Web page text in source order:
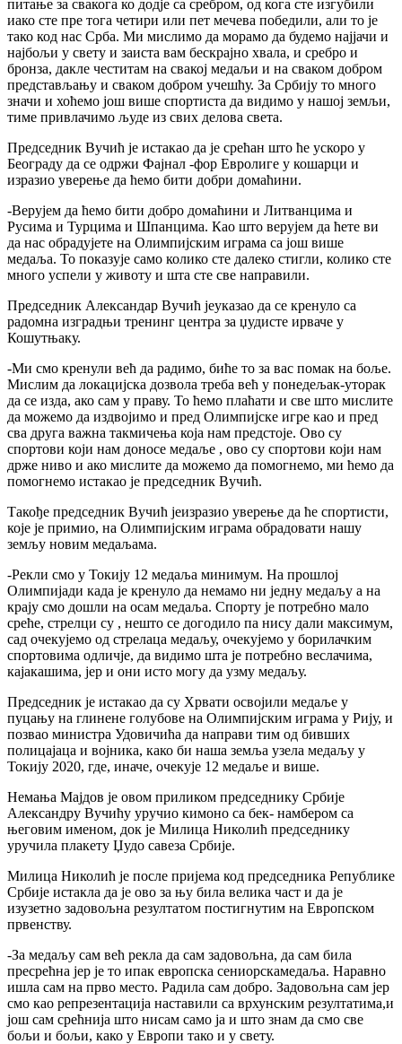
питање за свакога ко додје са сребром, од кога сте изгубили
иако сте пре тога четири или пет мечева победили, али то је
тако код нас Срба. Ми мислимо да морамо да будемо најјачи и
најбољи у свету и заиста вам бескрајно хвала, и сребро и
бронза, дакле честитам на свакој медаљи и на сваком добром
представљању и сваком добром учешћу. За Србију то много
значи и хоћемо још више спортиста да видимо у нашој земљи,
тиме привлачимо људе из свих делова света.
Председник Вучић је истакао да је срећан што ће ускоро у
Београду да се одржи Фајнал -фор Евролиге у кошарци и
изразио уверење да ћемо бити добри домаћини.
-Верујем да ћемо бити добро домаћини и Литванцима и
Русима и Турцима и Шпанцима. Као што верујем да ћете ви
да нас обрадујете на Олимпијским играма са још више
медаља. То показује само колико сте далеко стигли, колико сте
много успели у животу и шта сте све направили.
Председник Александар Вучић јеуказао да се кренуло са
радомна изградњи тренинг центра за џудисте ирваче у
Кошутњаку.
-Ми смо кренули већ да радимо, биће то за вас помак на боље.
Мислим да локацијска дозвола треба већ у понедељак-уторак
да се изда, ако сам у праву. То ћемо плаћати и све што мислите
да можемо да издвојимо и пред Олимпијске игре као и пред
сва друга важна такмичења која нам предстоје. Ово су
спортови који нам доносе медаље , ово су спортови који нам
држе ниво и ако мислите да можемо да помогнемо, ми ћемо да
помогнемо истакао је председник Вучић.
Такође председник Вучић јеизразио уверење да ће спортисти,
које је примио, на Олимпијским играма обрадовати нашу
земљу новим медаљама.
-Рекли смо у Токију 12 медаља минимум. На прошлој
Олимпијади када је кренуло да немамо ни једну медаљу а на
крају смо дошли на осам медаља. Спорту је потребно мало
среће, стрелци су , нешто се догодило па нису дали максимум,
сад очекујемо од стрелаца медаљу, очекујемо у борилачким
спортовима одличје, да видимо шта је потребно веслачима,
кајакашима, јер и они исто могу да узму медаљу.
Председник је истакао да су Хрвати освојили медаље у
пуцању на глинене голубове на Олимпијским играма у Рију, и
позвао министра Удовичића да направи тим од бивших
полицајаца и војника, како би наша земља узела медаљу у
Токију 2020, где, иначе, очекује 12 медаље и више.
Немања Мајдов је овом приликом председнику Србије
Александру Вучићу уручио кимоно са бек- намбером са
његовим именом, док је Милица Николић председнику
уручила плакету Џудо савеза Србије.
Милица Николић је после пријема код председника Републике
Србије истакла да је ово за њу била велика част и да је
изузетно задовољна резултатом постигнутим на Европском
првенству.
-За медаљу сам већ рекла да сам задовољна, да сам била
пресрећна јер је то ипак европска сениорскамедаља. Наравно
ишла сам на прво место. Радила сам добро. Задовољна сам јер
смо као репрезентација наставили са врхунским резултатима,и
још сам срећнија што нисам само ја и што знам да смо све
бољи и бољи, како у Европи тако и у свету.